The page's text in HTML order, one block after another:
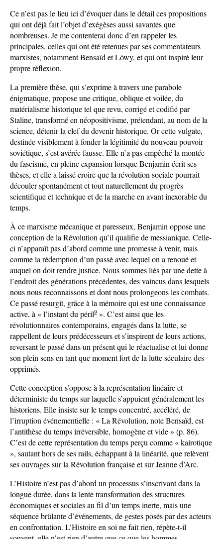
Ce n’est pas le lieu ici d’évoquer dans le détail ces propositions
qui ont déjà fait l’objet d’exégèses aussi savantes que
nombreuses. Je me contenterai donc d’en rappeler les
principales, celles qui ont été retenues par ses commentateurs
marxistes, notamment Bensaïd et Löwy, et qui ont inspiré leur
propre réflexion.
La première thèse, qui s’exprime à travers une parabole
énigmatique, propose une critique, oblique et voilée, du
matérialisme historique tel que revu, corrigé et codifié par
Staline, transformé en néopositivisme, prétendant, au nom de la
science, détenir la clef du devenir historique. Or cette vulgate,
destinée visiblement à fonder la légitimité du nouveau pouvoir
soviétique, s’est avérée fausse. Elle n’a pas empêché la montée
du fascisme, en pleine expansion lorsque Benjamin écrit ses
thèses, et elle a laissé croire que la révolution sociale pourrait
découler spontanément et tout naturellement du progrès
scientifique et technique et de la marche en avant inexorable du
temps.
À ce marxisme mécanique et paresseux, Benjamin oppose une
conception de la Révolution qu’il qualifie de messianique. Celle-
ci n’apparaît pas d’abord comme une promesse à venir, mais
comme la rédemption d’un passé avec lequel on a renoué et
auquel on doit rendre justice. Nous sommes liés par une dette à
l’endroit des générations précédentes, des vaincus dans lesquels
nous nous reconnaissons et dont nous prolongeons les combats.
Ce passé resurgit, grâce à la mémoire qui est une connaissance
active, à « l’instant du péril9 ». C’est ainsi que les
révolutionnaires contemporains, engagés dans la lutte, se
rappellent de leurs prédécesseurs et s’inspirent de leurs actions,
reversant le passé dans un présent qui le réactualise et lui donne
son plein sens en tant que moment fort de la lutte séculaire des
opprimés.
Cette conception s’oppose à la représentation linéaire et
déterministe du temps sur laquelle s’appuient généralement les
historiens. Elle insiste sur le temps concentré, accéléré, de
l’irruption événementielle : « La Révolution, note Bensaïd, est
l’antithèse du temps irréversible, homogène et vide » (p. 86).
C’est de cette représentation du temps perçu comme « kairotique
», sautant hors de ses rails, échappant à la linéarité, que relèvent
ses ouvrages sur la Révolution française et sur Jeanne d’Arc.
L’Histoire n’est pas d’abord un processus s’inscrivant dans la
longue durée, dans la lente transformation des structures
économiques et sociales au fil d’un temps inerte, mais une
séquence brûlante d’événements, de gestes posés par des acteurs
en confrontation. L’Histoire en soi ne fait rien, répète-t-il